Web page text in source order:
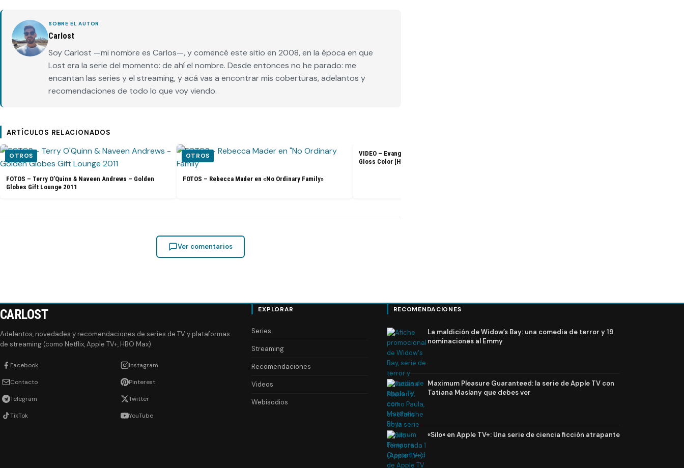
SOBRE EL AUTOR
Carlost
Soy Carlost —mi nombre es Carlos—, y comencé este sitio en 2008, en la época en que
Lost era la serie del momento: de ahí el nombre. Desde entonces no he parado: me
encantan las series y el streaming, y acá vas a encontrar mis coberturas, adelantos y
recomendaciones de todo lo que voy viendo.
ARTÍCULOS RELACIONADOS
OTROS
FOTOS – Terry O’Quinn & Naveen Andrews – Golden
Globes Gift Lounge 2011
OTROS
FOTOS – Rebecca Mader en «No Ordinary Family»
VIDEO – Evangeline Lilly – L’Oreal Healthy Look Creme
Gloss Color [HD]
Ver comentarios
CARLOST
Adelantos, novedades y recomendaciones de series de TV y plataformas
de streaming (como Netflix, Apple TV+, HBO Max).
Facebook Instagram
Contacto Pinterest
Telegram Twitter
TikTok YouTube
EXPLORAR
Series
Streaming
Recomendaciones
Videos
Webisodios
RECOMENDACIONES
La maldición de Widow’s Bay: una comedia de terror y 19
nominaciones al Emmy
Maximum Pleasure Guaranteed: la serie de Apple TV con
Tatiana Maslany que debes ver
«Silo» en Apple TV+: Una serie de ciencia ficción atrapante